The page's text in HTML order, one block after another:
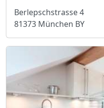
Berlepschstrasse 4
81373 München BY